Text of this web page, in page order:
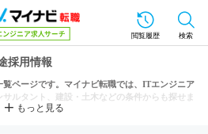
閲覧履歴 検索
採用情報
ページです。マイナビ転職では、ITエンジニア
ルタント、建設・土木などの条件からも探せま
もっと見る